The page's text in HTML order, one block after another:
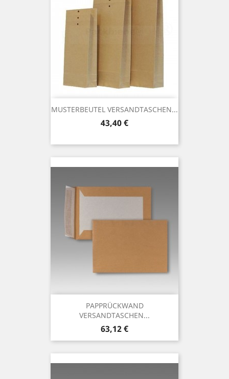
MUSTERBEUTEL VERSANDTASCHEN...
Preis
43,40 €
PAPPRÜCKWAND
VERSANDTASCHEN...
Preis
63,12 €